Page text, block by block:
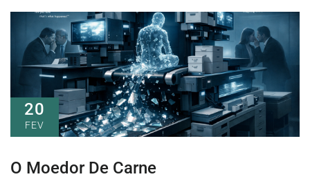
20
FEV
O Moedor De Carne